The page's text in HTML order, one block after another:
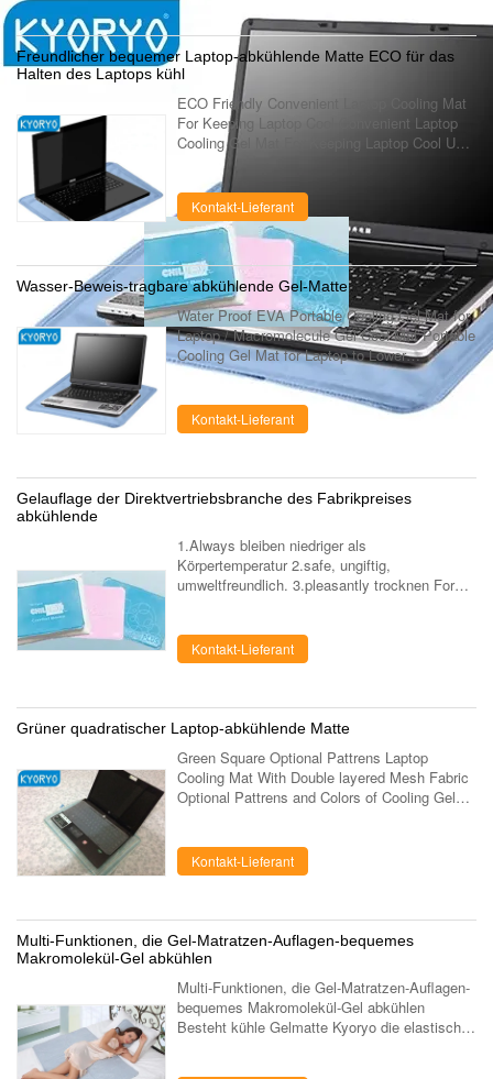
Freundlicher bequemer Laptop-abkühlende Matte ECO für das
Halten des Laptops kühl
ECO Friendly Convenient Laptop Cooling Mat
For Keeping Laptop Cool Convenient Laptop
Cooling Gel Mat For Keeping Laptop Cool Use
in Any Place Kyoryo Cool gel mat is made up
of elastic paddy gels widely used in ...
Kontakt-Lieferant
Wasser-Beweis-tragbare abkühlende Gel-Matte
Water Proof EVA Portable Cooling Gel Mat for
Laptop / Macromolecule Gel Cool Mat Portable
Cooling Gel Mat for Laptop to Lower
Termpemature in All Season Kyoryo Cool gel
mat is made up of elastic paddy gels ...
Kontakt-Lieferant
Gelauflage der Direktvertriebsbranche des Fabrikpreises
abkühlende
1.Always bleiben niedriger als
Körpertemperatur 2.safe, ungiftig,
umweltfreundlich. 3.pleasantly trocknen Form.
Es ...Kontakt-Lieferant
Grüner quadratischer Laptop-abkühlende Matte
Green Square Optional Pattrens Laptop
Cooling Mat With Double layered Mesh Fabric
Optional Pattrens and Colors of Cooling Gel
Kontakt-Lieferant
Multi-Funktionen, die Gel-Matratzen-Auflagen-bequemes
Makromolekül-Gel abkühlen
Multi-Funktionen, die Gel-Matratzen-Auflagen-
bequemes Makromolekül-Gel abkühlen
Besteht kühle Gelmatte Kyoryo die elastischen